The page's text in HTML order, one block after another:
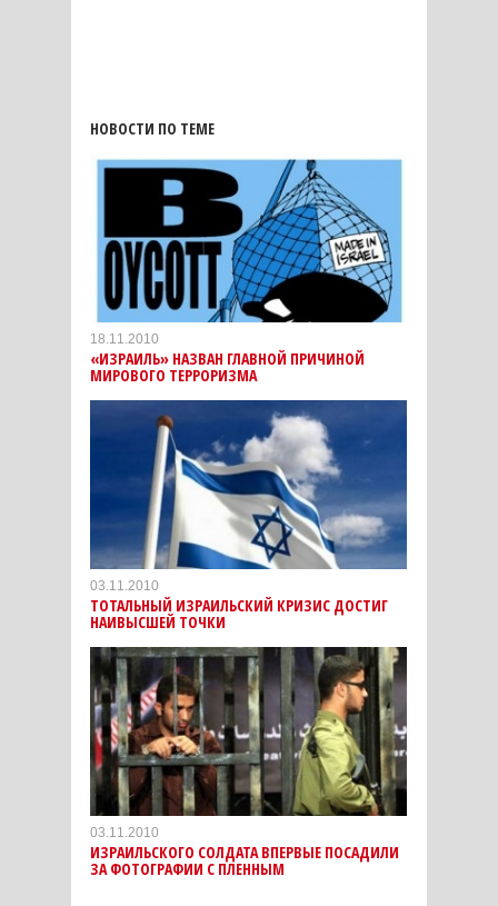
НОВОСТИ ПО ТЕМЕ
18.11.2010
«ИЗРАИЛЬ» НАЗВАН ГЛАВНОЙ ПРИЧИНОЙ
МИРОВОГО ТЕРРОРИЗМА
03.11.2010
ТОТАЛЬНЫЙ ИЗРАИЛЬСКИЙ КРИЗИС ДОСТИГ
НАИВЫСШЕЙ ТОЧКИ
03.11.2010
ИЗРАИЛЬСКОГО СОЛДАТА ВПЕРВЫЕ ПОСАДИЛИ
ЗА ФОТОГРАФИИ С ПЛЕННЫМ